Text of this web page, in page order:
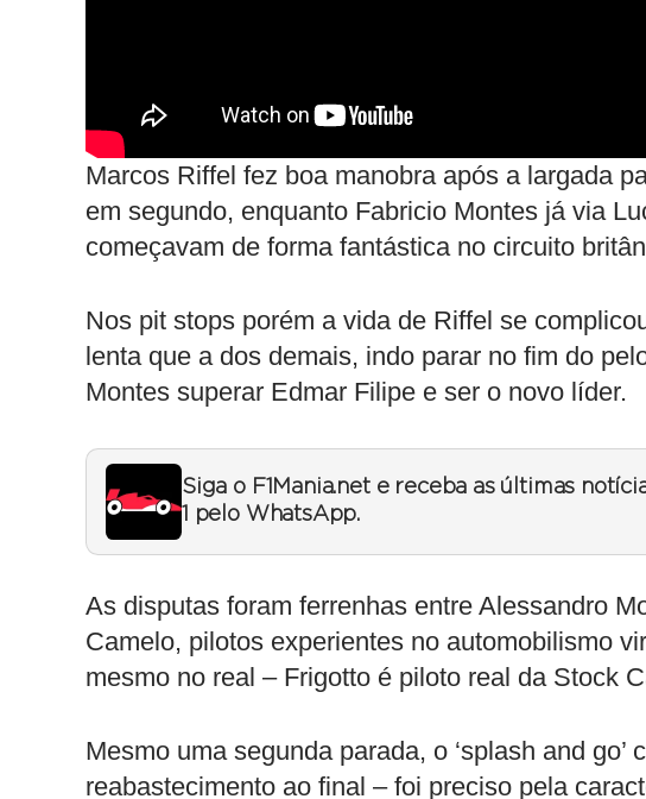
Marcos Riffel fez boa manobra após a largada
em segundo, enquanto Fabricio Montes já via
começavam de forma fantástica no circuito
Nos pit stops porém a vida de Riffel se
lenta que a dos demais, indo parar no fim do
Montes superar Edmar Filipe e ser o novo líder.
Siga o F1Mania.net e receba as últimas
1 pelo WhatsApp.
As disputas foram ferrenhas entre Alessandro
Camelo, pilotos experientes no automobilismo
mesmo no real – Frigotto é piloto real da Stock
Mesmo uma segunda parada, o ‘splash and go’
reabastecimento ao final – foi preciso pela